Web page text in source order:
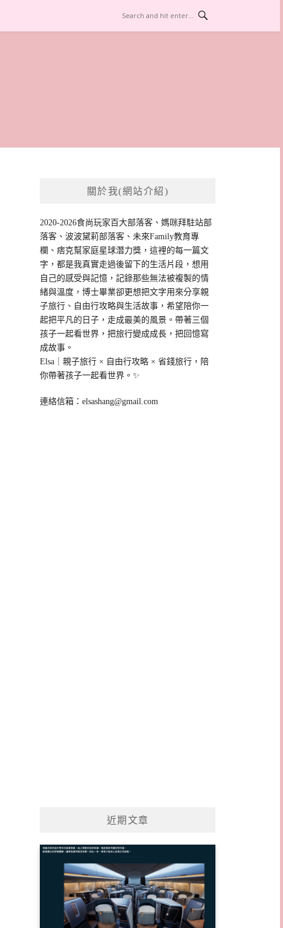
關於我(網站介紹)
2020-2026食尚玩家百大部落客、媽咪拜駐站部
落客、波波黛莉部落客、未來Family教育專
欄、痞克幫家庭星球潛力獎，這裡的每一篇文
字，都是我真實走過後留下的生活片段，想用
自己的感受與記憶，記錄那些無法被複製的情
緒與溫度，博士畢業卻更想把文字用來分享親
子旅行、自由行攻略與生活故事，希望陪你一
起把平凡的日子，走成最美的風景。帶著三個
孩子一起看世界，把旅行變成成長，把回憶寫
成故事。
Elsa｜親子旅行 × 自由行攻略 × 省錢旅行，陪
你帶著孩子一起看世界。✨
連絡信箱：elsashang@gmail.com
近期文章